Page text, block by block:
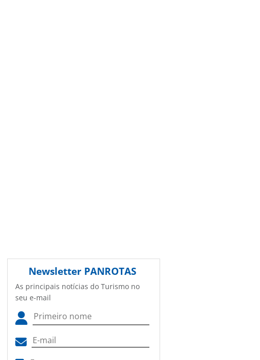
Newsletter PANROTAS
As principais notícias do Turismo no
seu e-mail